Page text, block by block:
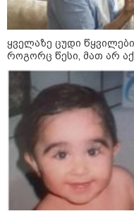
საზოგადოება
ყველაზე ცუდი
როგორც წესი, მათ არ